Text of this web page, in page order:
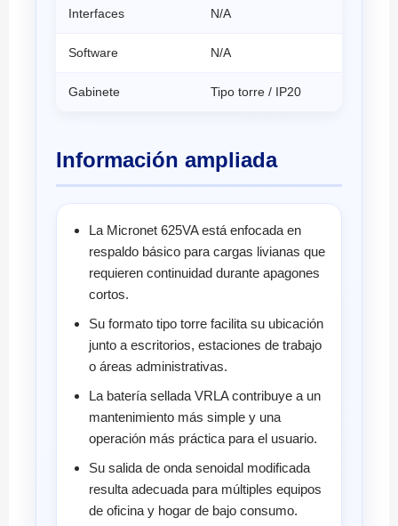
Interfaces N/A
Software N/A
Gabinete Tipo torre / IP20
Información ampliada
La Micronet 625VA está enfocada en
respaldo básico para cargas livianas que
requieren continuidad durante apagones
cortos.
Su formato tipo torre facilita su ubicación
junto a escritorios, estaciones de trabajo
o áreas administrativas.
La batería sellada VRLA contribuye a un
mantenimiento más simple y una
operación más práctica para el usuario.
Su salida de onda senoidal modificada
resulta adecuada para múltiples equipos
de oficina y hogar de bajo consumo.